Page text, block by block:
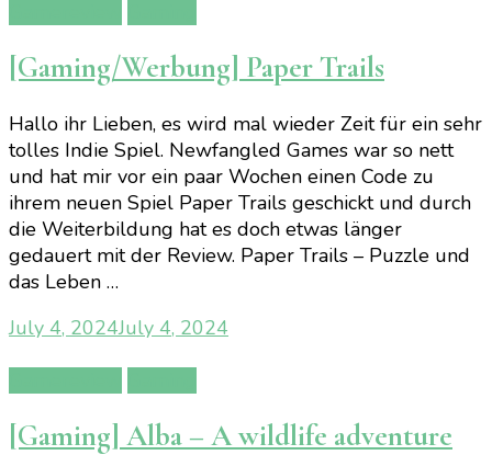
[Gaming/Werbung] Paper Trails
Hallo ihr Lieben, es wird mal wieder Zeit für ein sehr
tolles Indie Spiel. Newfangled Games war so nett
und hat mir vor ein paar Wochen einen Code zu
ihrem neuen Spiel Paper Trails geschickt und durch
die Weiterbildung hat es doch etwas länger
gedauert mit der Review. Paper Trails – Puzzle und
das Leben …
July 4, 2024July 4, 2024
[Gaming] Alba – A wildlife adventure